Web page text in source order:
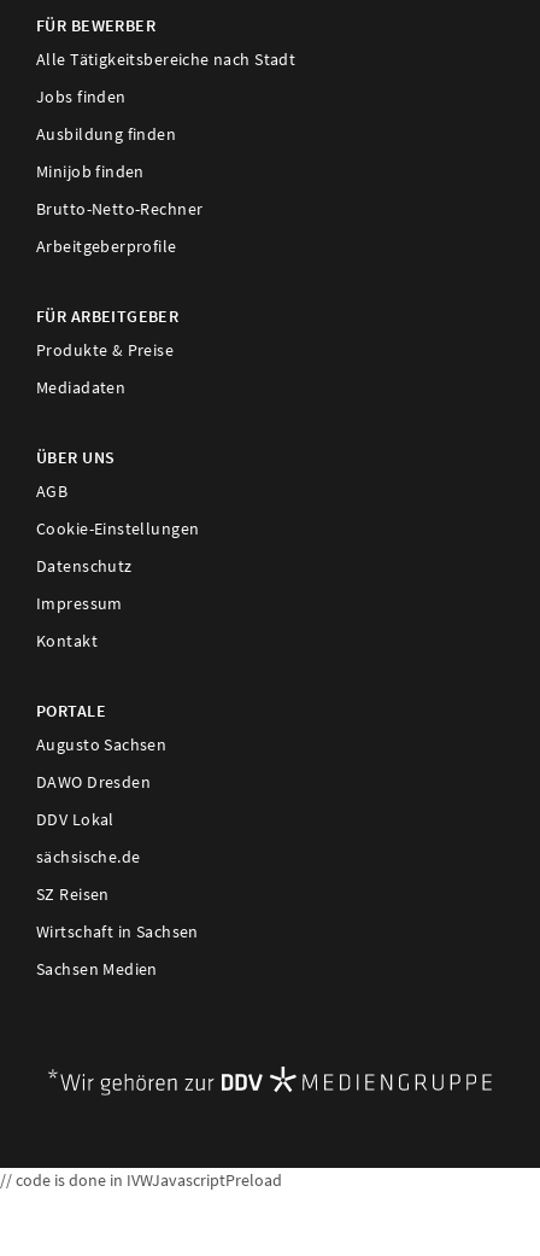
FÜR BEWERBER
Alle Tätigkeitsbereiche nach Stadt
Jobs finden
Ausbildung finden
Minijob finden
Brutto-Netto-Rechner
Arbeitgeberprofile
FÜR ARBEITGEBER
Produkte & Preise
Mediadaten
ÜBER UNS
AGB
Cookie-Einstellungen
Datenschutz
Impressum
Kontakt
PORTALE
Augusto Sachsen
DAWO Dresden
DDV Lokal
sächsische.de
SZ Reisen
Wirtschaft in Sachsen
Sachsen Medien
// code is done in IVWJavascriptPreload